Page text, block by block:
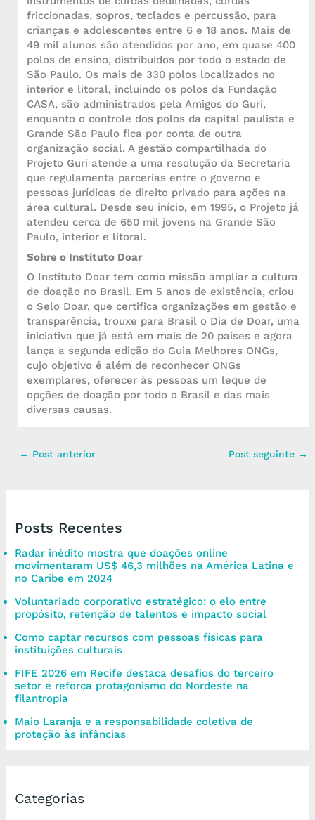
friccionadas, sopros, teclados e percussão, para
crianças e adolescentes entre 6 e 18 anos. Mais de
49 mil alunos são atendidos por ano, em quase 400
polos de ensino, distribuídos por todo o estado de
São Paulo. Os mais de 330 polos localizados no
interior e litoral, incluindo os polos da Fundação
CASA, são administrados pela Amigos do Guri,
enquanto o controle dos polos da capital paulista e
Grande São Paulo fica por conta de outra
organização social. A gestão compartilhada do
Projeto Guri atende a uma resolução da Secretaria
que regulamenta parcerias entre o governo e
pessoas jurídicas de direito privado para ações na
área cultural. Desde seu início, em 1995, o Projeto já
atendeu cerca de 650 mil jovens na Grande São
Paulo, interior e litoral.
Sobre o Instituto Doar
O Instituto Doar tem como missão ampliar a cultura
de doação no Brasil. Em 5 anos de existência, criou
o Selo Doar, que certifica organizações em gestão e
transparência, trouxe para Brasil o Dia de Doar, uma
iniciativa que já está em mais de 20 países e agora
lança a segunda edição do Guia Melhores ONGs,
cujo objetivo é além de reconhecer ONGs
exemplares, oferecer às pessoas um leque de
opções de doação por todo o Brasil e das mais
diversas causas.
← Post anterior Post seguinte →
Posts Recentes
Radar inédito mostra que doações online
movimentaram US$ 46,3 milhões na América Latina e
no Caribe em 2024
Voluntariado corporativo estratégico: o elo entre
propósito, retenção de talentos e impacto social
Como captar recursos com pessoas físicas para
instituições culturais
FIFE 2026 em Recife destaca desafios do terceiro
setor e reforça protagonismo do Nordeste na
filantropia
Maio Laranja e a responsabilidade coletiva de
proteção às infâncias
Categorias